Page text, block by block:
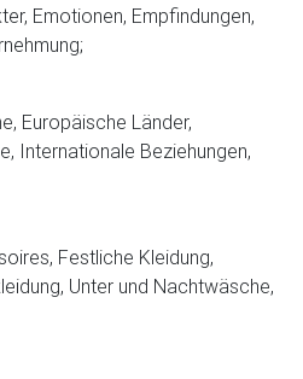
Emotionen, Empfindungen,
Europäische Länder,
Internationale Beziehungen,
Festliche Kleidung,
Unter und Nachtwäsche,